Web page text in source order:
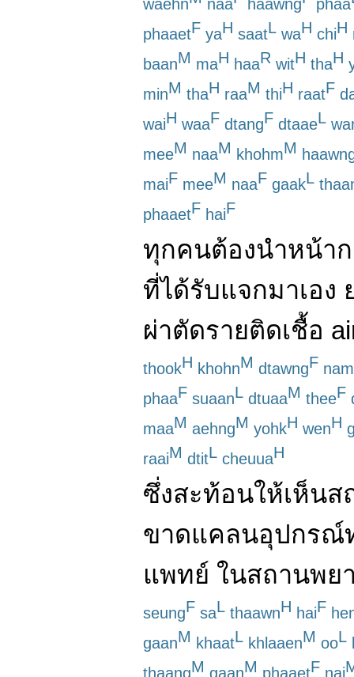
waehn
naa haawng phaa
phaaetF yaH saatL waH chiH
baanM maH haaR witH thaH
minM thaH raaM thiH raatF
waiH waaF dtangF dtaaeL
meeM naaM khohmM
maiF meeM naaF gaakL
phaaetF haiF
ทุกคนต้องนำหน้า
ที่ได้รับแจกมาเอง
ผ่าตัดรายติดเชื้อ
thookH khohnM dtawngF nam
phaaF suaanL dtuaaM theeF
maaM aehngM yohkH wenH
raaiM dtitL cheuuaH
ซึ่งสะท้อนให้เห็นส
ขาดแคลนอุปกรณ์
แพทย์ ในสถานพย
seungF saL thaawnH haiF
gaanM khaatL khlaaenM ooL
thaangM gaanM phaaetF nai